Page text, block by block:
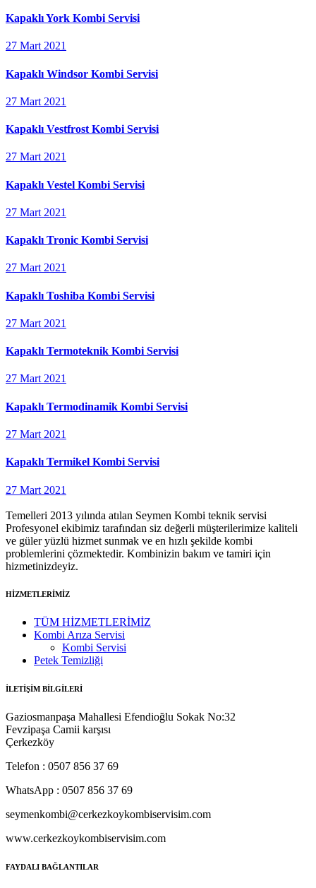
Kapaklı York Kombi Servisi
27 Mart 2021
Kapaklı Windsor Kombi Servisi
27 Mart 2021
Kapaklı Vestfrost Kombi Servisi
27 Mart 2021
Kapaklı Vestel Kombi Servisi
27 Mart 2021
Kapaklı Tronic Kombi Servisi
27 Mart 2021
Kapaklı Toshiba Kombi Servisi
27 Mart 2021
Kapaklı Termoteknik Kombi Servisi
27 Mart 2021
Kapaklı Termodinamik Kombi Servisi
27 Mart 2021
Kapaklı Termikel Kombi Servisi
27 Mart 2021
Temelleri 2013 yılında atılan Seymen Kombi teknik servisi
Profesyonel ekibimiz tarafından siz değerli müşterilerimize kaliteli
ve güler yüzlü hizmet sunmak ve en hızlı şekilde kombi
problemlerini çözmektedir. Kombinizin bakım ve tamiri için
hizmetinizdeyiz.
HİZMETLERİMİZ
TÜM HİZMETLERİMİZ
Kombi Arıza Servisi
Kombi Servisi
Petek Temizliği
İLETİŞİM BİLGİLERİ
Gaziosmanpaşa Mahallesi Efendioğlu Sokak No:32
Fevzipaşa Camii karşısı
Çerkezköy
Telefon : 0507 856 37 69
WhatsApp : 0507 856 37 69
seymenkombi@cerkezkoykombiservisim.com
www.cerkezkoykombiservisim.com
FAYDALI BAĞLANTILAR